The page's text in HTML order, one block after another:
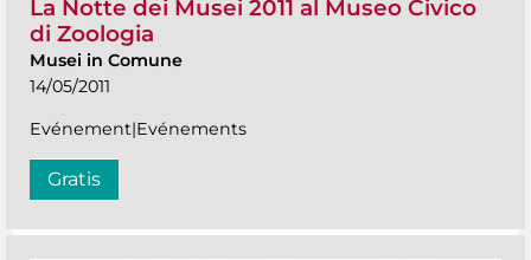
La Notte dei Musei 2011 al Museo Civico
di Zoologia
Musei in Comune
14/05/2011
Evénement|Evénements
Gratis